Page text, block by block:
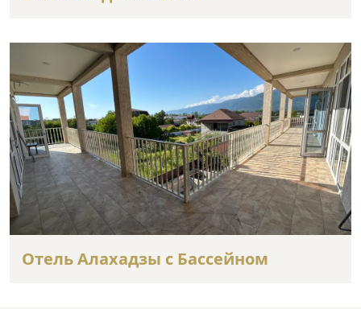
Отель Алахадзы с Бассейном